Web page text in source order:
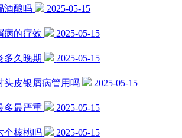
酒酿吗 2025-05-15
病的疗效 2025-05-15
多久晚期 2025-05-15
头皮银屑病管用吗 2025-05-15
多最严重 2025-05-15
个核桃吗 2025-05-15